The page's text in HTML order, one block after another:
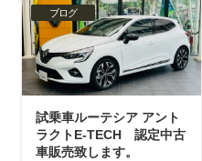
ブログ
試乗車ルーテシア アント
ラクトE-TECH 認定中古
車販売致します。